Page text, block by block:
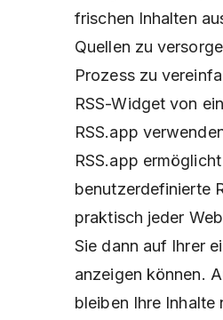
frischen Inhalten
Quellen zu
Prozess zu
RSS-Widget von
RSS.app
RSS.app
benutzerdefinierte
praktisch jeder
Sie dann auf Ihrer
anzeigen können.
bleiben Ihre Inhalte